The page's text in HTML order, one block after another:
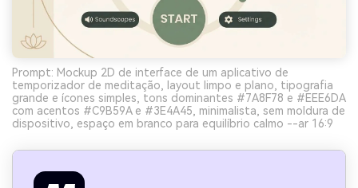
Prompt: Mockup 2D de interface de um aplicativo de
temporizador de meditação, layout limpo e plano, tipografia
grande e ícones simples, tons dominantes #7A8F78 e #EEE6DA
com acentos #C9B59A e #3E4A45, minimalista, sem moldura de
dispositivo, espaço em branco para equilíbrio calmo --ar 16:9